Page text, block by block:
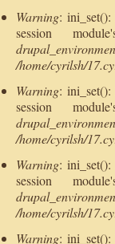
Warning: ini_set():
session
/home/cyrilsh/
Warning: ini_set():
session
/home/cyrilsh/
Warning: ini_set():
session
/home/cyrilsh/
Warning: ini_set():